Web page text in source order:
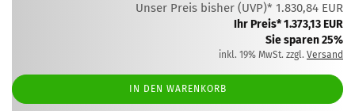
Unser Preis bisher (UVP)* 1.830,84 EUR
Ihr Preis* 1.373,13 EUR
Sie sparen 25%
inkl. 19% MwSt. zzgl. Versand
IN DEN WARENKORB